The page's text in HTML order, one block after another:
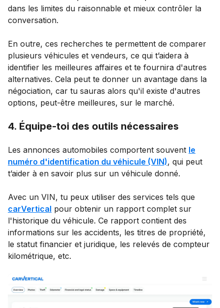
dans les limites du raisonnable et mieux contrôler la
conversation.
En outre, ces recherches te permettent de comparer
plusieurs véhicules et vendeurs, ce qui t’aidera à
identifier les meilleures affaires et te fournira d'autres
alternatives. Cela peut te donner un avantage dans la
négociation, car tu sauras alors qu'il existe d'autres
options, peut-être meilleures, sur le marché.
4. Équipe-toi des outils nécessaires
Les annonces automobiles comportent souvent le
numéro d'identification du véhicule (VIN), qui peut
t’aider à en savoir plus sur un véhicule donné.
Avec un VIN, tu peux utiliser des services tels que
carVertical pour obtenir un rapport complet sur
l'historique du véhicule. Ce rapport contient des
informations sur les accidents, les titres de propriété,
le statut financier et juridique, les relevés de compteur
kilométrique, etc.